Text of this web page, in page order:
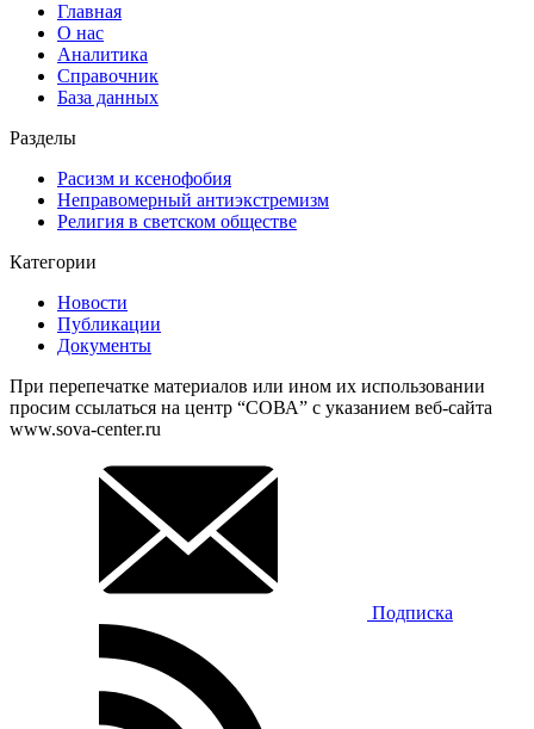
Главная
О нас
Аналитика
Справочник
База данных
Разделы
Расизм и ксенофобия
Неправомерный антиэкстремизм
Религия в светском обществе
Категории
Новости
Публикации
Документы
При перепечатке материалов или ином их использовании
просим ссылаться на центр “СОВА” с указанием веб-сайта
www.sova-center.ru
Подписка